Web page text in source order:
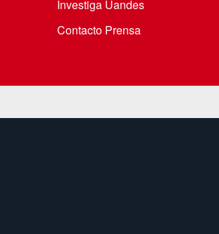
Investiga Uandes
Contacto Prensa